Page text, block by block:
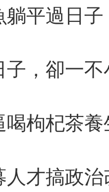
躺平過日
子，卻一
喝枸杞茶
人才搞政